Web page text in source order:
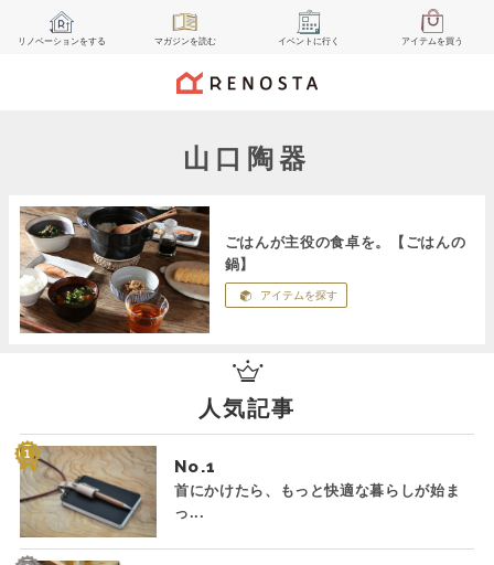
リノベーションをする マガジンを読む イベント に行く アイテムを買う
山口陶器
ごはんが主役の食卓を。【ごはんの
鍋】
アイテムを探す
人気記事
No.
首にかけたら、もっと快適な暮らしが始ま
っ...